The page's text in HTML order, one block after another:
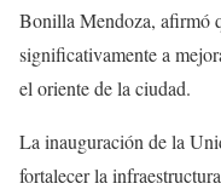
Bonilla Mendoza, afirmó
significativamente a
el oriente de la ciudad.
La inauguración de la
fortalecer la